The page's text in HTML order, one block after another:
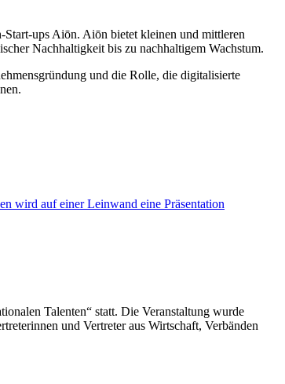
ups Aiōn. Aiōn bietet kleinen und mittleren
Nachhaltigkeit bis zu nachhaltigem Wachstum.
und die Rolle, die digitalisierte
Talenten“ statt. Die Veranstaltung wurde
und Vertreter aus Wirtschaft, Verbänden